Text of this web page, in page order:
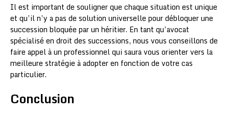
Il est important de souligner que chaque situation est unique
et qu’il n’y a pas de solution universelle pour débloquer une
succession bloquée par un héritier. En tant qu’avocat
spécialisé en droit des successions, nous vous conseillons de
faire appel à un professionnel qui saura vous orienter vers la
meilleure stratégie à adopter en fonction de votre cas
particulier.
Conclusion